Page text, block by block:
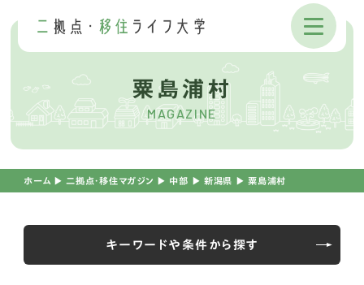
粟島浦村
MAGAZINE
ホーム ▶︎ 二拠点・移住マガジン ▶︎ 中部 ▶︎ 新潟県 ▶︎粟島浦村
キーワードや条件から探す